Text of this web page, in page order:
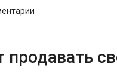
продавать